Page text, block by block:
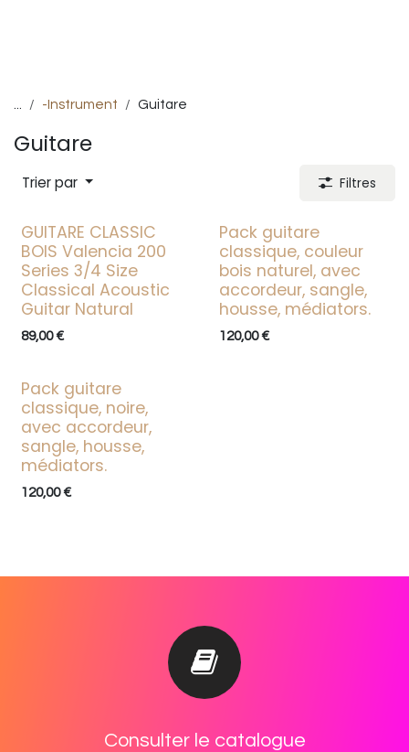
-Instrument Guitare
Guitare
Trier par Filtres
GUITARE CLASSIC
BOIS Valencia 200
Series 3/4 Size
Classical Acoustic
Guitar Natural
89,00€
Pack guitare
classique, couleur
bois naturel, avec
accordeur, sangle,
housse, médiators.
120,00€
Pack guitare
classique, noire,
avec accordeur,
sangle, housse,
médiators.
120,00€
Cons​ulter le catalogue